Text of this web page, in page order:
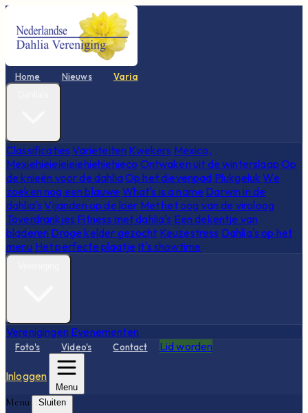
Home Nieuws Varia
Classificaties Variëteiten Kwekers Mexico,
Mexiehieieieieiehiehiehieco Ontwaken uit de winterslaap Op
de knieën voor de dahliaOp het dievenpad Plukgeluk We
zoeken nog een blauwe What's is a name Darwin in de
dahlia's Vijanden op de loer Met het oog van de viroloog
Toverdrankjes Fitness met dahlia's Een dekentje van
bladeren Droge kelder gezocht Keuzestress Dahlia's op het
menu Het perfecte plaatje It's showtime
Verenigingen Evenementen
Foto's Video's Contact Lid worden
Inloggen
Menu
Menu Sluiten